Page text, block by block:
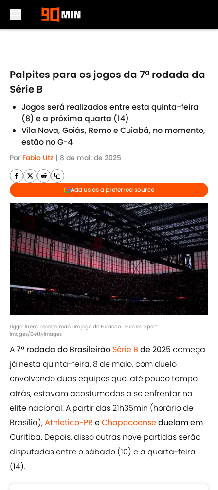
Palpites para os jogos da 7ª rodada da
Série B
Jogos será realizados entre esta quinta-feira
(8) e a próxima quarta (14)
Vila Nova, Goiás, Remo e Cuiabá, no momento,
estão no G-4
Por Fabio Utz | 8 de mai. de 2025
Add us as a preferred source
Ligga Arena recebe mais um jogo do Furacão | Eurasia Sport
Images/GettyImages
A7ª rodada do Brasileirão Série B de 2025 começa
já nesta quinta-feira, 8 de maio, com duelo
envolvendo duas equipes que, até pouco tempo
atrás, estavam acostumadas a se enfrentar na
elite nacional. A partir das 21h35min (horário de
Brasília),Athletico-PR eChapecoenseduelam em
Curitiba. Depois, disso outras nove partidas serão
disputadas entre o sábado (10) e a quarta-feira
(14).